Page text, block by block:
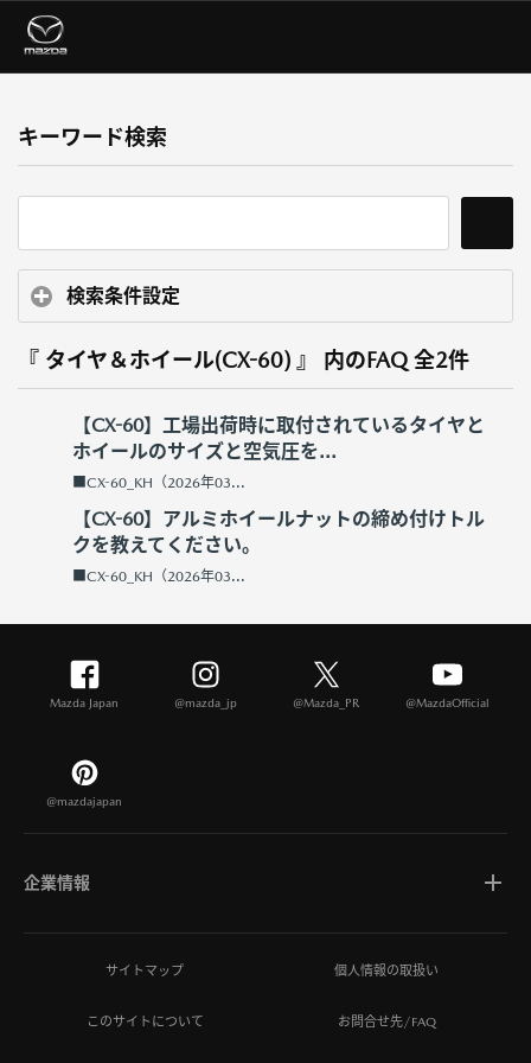
キーワード検索
検索条件設定
『 タイヤ＆ホイール(CX-60) 』 内のFAQ 全2件
【CX-60】工場出荷時に取付されているタイヤと
ホイールのサイズと空気圧を...
■CX-60_KH（2026年03...
【CX-60】アルミホイールナットの締め付けトル
クを教えてください。
■CX-60_KH（2026年03...
Mazda Japan @mazda_jp @Mazda_PR @MazdaOfficial
@mazdajapan
企業情報
マツダについて
ひとを想う価値創造
サイトマップ 個人情報の取扱い
このサイトについて お問合せ先/FAQ